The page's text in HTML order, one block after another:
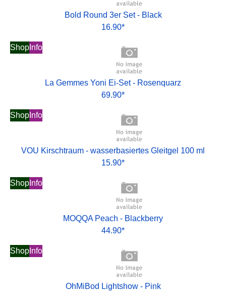
Bold Round 3er Set - Black
16.90*
Shop Info
La Gemmes Yoni Ei-Set - Rosenquarz
69.90*
Shop Info
VOU Kirschtraum - wasserbasiertes Gleitgel 100 ml
15.90*
Shop Info
MOQQA Peach - Blackberry
44.90*
Shop Info
OhMiBod Lightshow - Pink